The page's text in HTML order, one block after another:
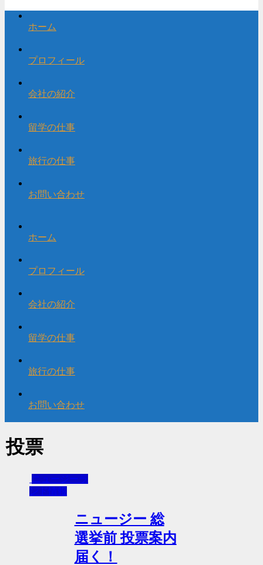
ホーム
プロフィール
会社の紹介
留学の仕事
旅行の仕事
お問い合わせ
ホーム
プロフィール
会社の紹介
留学の仕事
旅行の仕事
お問い合わせ
投票
ニュージーラ
ンド情報
ニュージー 総
選挙前 投票案内
届く！